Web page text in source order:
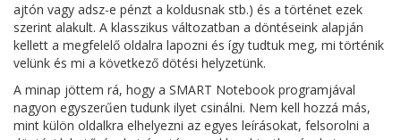
ajtón vagy adsz-e pénzt a koldusnak stb.) és a történet ezek
szerint alakult. A klasszikus változatban a döntéseink alapján
kellett a megfelelő oldalra lapozni és így tudtuk meg, mi történik
velünk és mi a következő dötési helyzetünk.
A minap jöttem rá, hogy a SMART Notebook programjával
nagyon egyszerűen tudunk ilyet csinálni. Nem kell hozzá más,
mint külön oldalkra elhelyezni az egyes leírásokat, felsorolni a